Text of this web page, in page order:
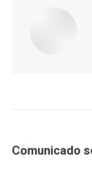
de
Comunicado